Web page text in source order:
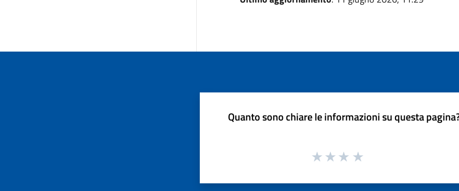
Quanto sono chiare le informazioni su questa